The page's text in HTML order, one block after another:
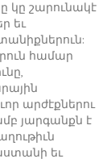
կը շարունակէ
եւ
համար
արժէքներու
յարգանքն է
եւ